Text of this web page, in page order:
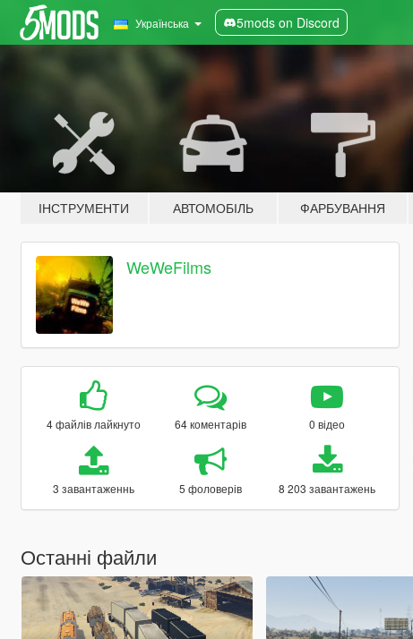
Українська 5mods on Discord
ІНСТРУМЕНТИ АВТОМОБІЛЬ ФАРБУВАННЯ
WeWeFilms
4 файлів лайкнуто 64 коментарів 0 відео
3 завантаженнь 5 фоловерів 8 203 завантажень
Останні файли